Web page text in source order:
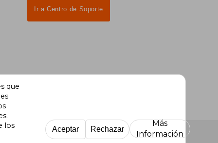
Ir a Centro de Soporte
que
los
Aceptar Rechazar
Más
Información